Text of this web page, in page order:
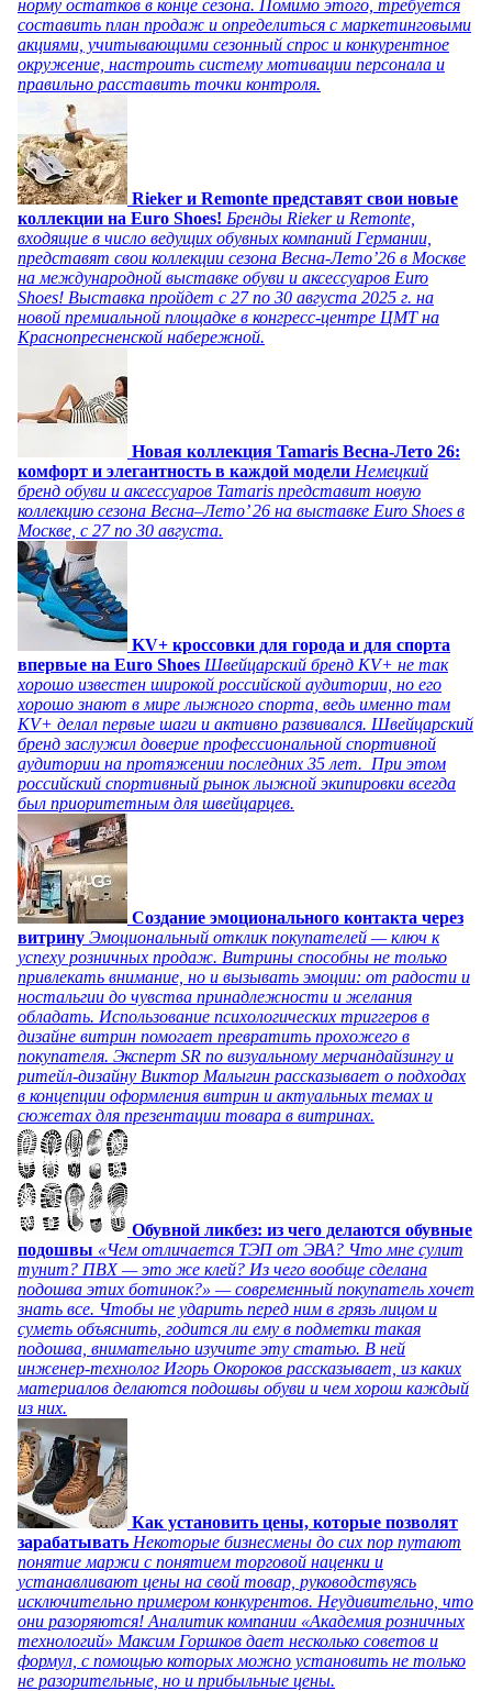
норму остатков в конце сезона. Помимо этого, требуется
составить план продаж и определиться с маркетинговыми
акциями, учитывающими сезонный спрос и конкурентное
окружение, настроить систему мотивации персонала и
правильно расставить точки контроля.
Rieker и Remonte представят свои новые
коллекции на Euro Shoes! Бренды Rieker и Remonte,
входящие в число ведущих обувных компаний Германии,
представят свои коллекции сезона Весна-Лето’26 в Москве
на международной выставке обуви и аксессуаров Euro
Shoes! Выставка пройдет c 27 по 30 августа 2025 г. на
новой премиальной площадке в конгресс-центре ЦМТ на
Краснопресненской набережной.
Новая коллекция Tamaris Весна-Лето 26:
комфорт и элегантность в каждой модели Немецкий
бренд обуви и аксессуаров Tamaris представит новую
коллекцию сезона Весна–Лето’ 26 на выставке Euro Shoes в
Москве, с 27 по 30 августа.
KV+ кроссовки для города и для спорта
впервые на Euro Shoes Швейцарский бренд KV+ не так
хорошо известен широкой российской аудитории, но его
хорошо знают в мире лыжного спорта, ведь именно там
KV+ делал первые шаги и активно развивался. Швейцарский
бренд заслужил доверие профессиональной спортивной
аудитории на протяжении последних 35 лет. При этом
российский спортивный рынок лыжной экипировки всегда
был приоритетным для швейцарцев.
Создание эмоционального контакта через
витрину Эмоциональный отклик покупателей — ключ к
успеху розничных продаж. Витрины способны не только
привлекать внимание, но и вызывать эмоции: от радости и
ностальгии до чувства принадлежности и желания
обладать. Использование психологических триггеров в
дизайне витрин помогает превратить прохожего в
покупателя. Эксперт SR по визуальному мерчандайзингу и
ритейл-дизайну Виктор Малыгин рассказывает о подходах
в концепции оформления витрин и актуальных темах и
сюжетах для презентации товара в витринах.
Обувной ликбез: из чего делаются обувные
подошвы «Чем отличается ТЭП от ЭВА? Что мне сулит
тунит? ПВХ — это же клей? Из чего вообще сделана
подошва этих ботинок?» — современный покупатель хочет
знать все. Чтобы не ударить перед ним в грязь лицом и
суметь объяснить, годится ли ему в подметки такая
подошва, внимательно изучите эту статью. В ней
инженер-технолог Игорь Окороков рассказывает, из каких
материалов делаются подошвы обуви и чем хорош каждый
из них.
Как установить цены, которые позволят
зарабатывать Некоторые бизнесмены до сих пор путают
понятие маржи с понятием торговой наценки и
устанавливают цены на свой товар, руководствуясь
исключительно примером конкурентов. Неудивительно, что
они разоряются! Аналитик компании «Академия розничных
технологий» Максим Горшков дает несколько советов и
формул, с помощью которых можно установить не только
не разорительные, но и прибыльные цены.